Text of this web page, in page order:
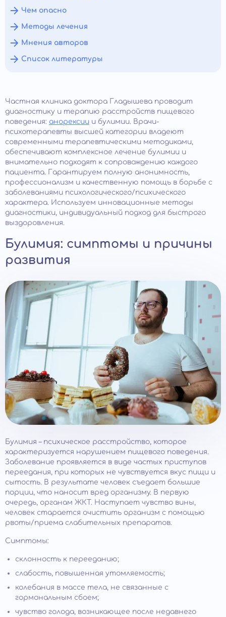
Чем опасно
Методы лечения
Мнения авторов
Список литературы
Частная клиника доктора Гладышева проводит
диагностику и терапию расстройств пищевого
поведения: анорексии и булимии. Врачи-
психотерапевты высшей категории владеют
современными терапевтическими методиками,
обеспечивают комплексное лечение булимии и
внимательно подходят к сопровождению каждого
пациента. Гарантируем полную анонимность,
профессионализм и качественную помощь в борьбе с
заболеваниями психологического/психического
характера. Используем инновационные методы
диагностики, индивидуальный подход для быстрого
выздоровления.
Булимия: симптомы и причины
развития
Булимия – психическое расстройство, которое
характеризуется нарушением пищевого поведения.
Заболевание проявляется в виде частых приступов
переедания, при которых не чувствуется вкус пищи и
сытость. В результате человек съедает большие
порции, что наносит вред организму. В первую
очередь, органам ЖКТ. Наступает чувство вины,
человек старается очистить организм с помощью
рвоты/приема слабительных препаратов.
Симптомы:
склонность к перееданию;
слабость, повышенная утомляемость;
колебания в массе тела, не связанные с
гормональным сбоем;
чувство голода, возникающее после недавнего